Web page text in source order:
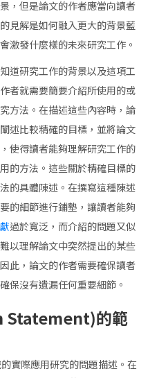
，但是論文的作者應當向讀者
見解是如何融入更大的背景藍
激發什麼樣的未來研究工作。
道研究工作的背景以及這項工
者就需要簡要介紹所使用的或
方法。在描述這些內容時，論
述比較精確的目標，並將論文
使得讀者能夠理解研究工作的
的方法。這些關於精確目標的
的具體陳述。在撰寫這種陳述
的細節進行鋪墊，讓讀者能夠
過於寬泛，而介紹的問題又似
以理解論文中突然提出的某些
此，論文的作者需要確保讀者
保沒有遺漏任何重要細節。
Statement)的範
實際應用研究的問題描述。在